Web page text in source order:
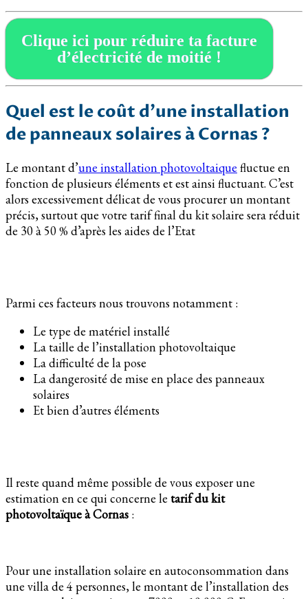
Clique ici pour réduire ta facture
d’électricité de moitié !
Quel est le coût d’une installation
de panneaux solaires à Cornas ?
Le montant d’une installation photovoltaique fluctue en
fonction de plusieurs éléments et est ainsi fluctuant. C’est
alors excessivement délicat de vous procurer un montant
précis, surtout que votre tarif final du kit solaire sera réduit
de 30 à 50 % d’après les aides de l’Etat
Parmi ces facteurs nous trouvons notamment :
Le type de matériel installé
La taille de l’installation photovoltaique
La difficulté de la pose
La dangerosité de mise en place des panneaux
solaires
Et bien d’autres éléments
Il reste quand même possible de vous exposer une
estimation en ce qui concerne le tarif du kit
photovoltaïque à Cornas :
Pour une installation solaire en autoconsommation dans
une villa de 4 personnes, le montant de l’installation des